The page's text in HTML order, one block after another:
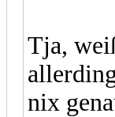
Tja,
nix